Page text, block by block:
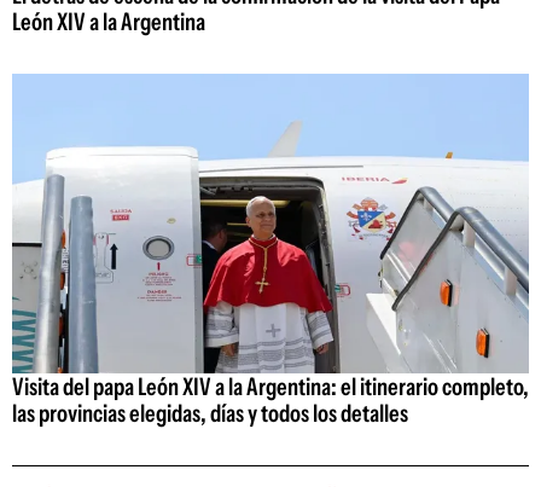
León XIV a la Argentina
Visita del papa León XIV a la Argentina: el itinerario completo,
las provincias elegidas, días y todos los detalles